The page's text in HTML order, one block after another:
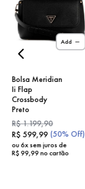
Add
Bolsa Meridian
Ii Flap
Crossbody
Preto
R$1.199,90
R$ 599,99 (50% Off)
ou 6x sem juros de
R$ 99,99no cartão